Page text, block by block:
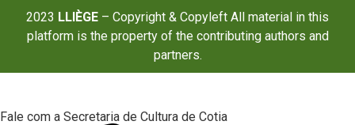
2023 LLIÈGE – Copyright & Copyleft All material in this
platform is the property of the contributing authors and
partners.
Fale com a Secretaria de Cultura de Cotia